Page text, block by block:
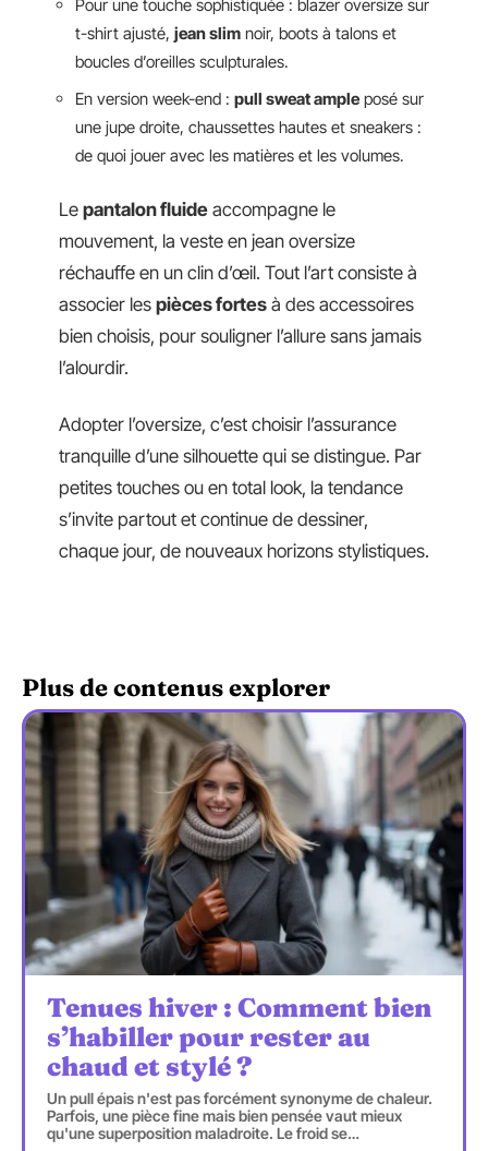
Pour une touche sophistiquée : blazer oversize sur
t-shirt ajusté, jean slim noir, boots à talons et
boucles d’oreilles sculpturales.
En version week-end : pull sweat ample posé sur
une jupe droite, chaussettes hautes et sneakers :
de quoi jouer avec les matières et les volumes.
Le pantalon fluide accompagne le
mouvement, la veste en jean oversize
réchauffe en un clin d’œil. Tout l’art consiste à
associer les pièces fortes à des accessoires
bien choisis, pour souligner l’allure sans jamais
l’alourdir.
Adopter l’oversize, c’est choisir l’assurance
tranquille d’une silhouette qui se distingue. Par
petites touches ou en total look, la tendance
s’invite partout et continue de dessiner,
chaque jour, de nouveaux horizons stylistiques.
Plus de contenus explorer
Tenues hiver : Comment bien
s’habiller pour rester au
chaud et stylé ?
Un pull épais n'est pas forcément synonyme de chaleur.
Parfois, une pièce fine mais bien pensée vaut mieux
qu'une superposition maladroite. Le froid se…